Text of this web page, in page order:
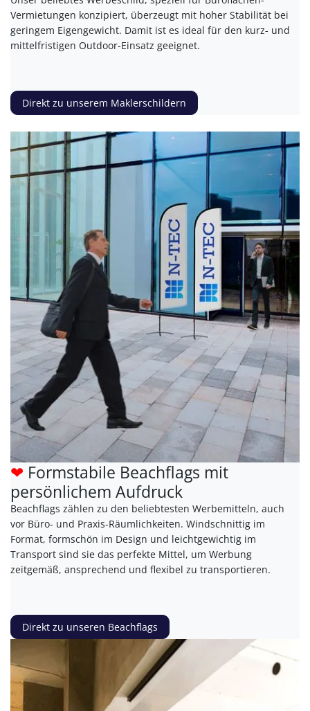
Vermietungen konzipiert, überzeugt mit hoher Stabilität bei
geringem Eigengewicht. Damit ist es ideal für den kurz- und
mittelfristigen Outdoor-Einsatz geeignet.
Direkt zu unserem Maklerschildern
❤ Formstabile Beachflags mit
persönlichem Aufdruck
Beachflags zählen zu den beliebtesten Werbemitteln, auch
vor Büro- und Praxis-Räumlichkeiten. Windschnittig im
Format, formschön im Design und leichtgewichtig im
Transport sind sie das perfekte Mittel, um Werbung
zeitgemäß, ansprechend und flexibel zu transportieren.
Direkt zu unseren Beachflags